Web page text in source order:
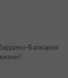
Балкария